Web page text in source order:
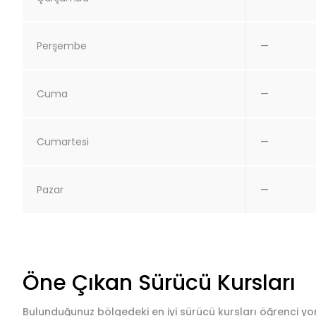
Perşembe —
Cuma —
Cumartesi —
Pazar —
Öne Çıkan Sürücü Kursları
Bulunduğunuz bölgedeki en iyi sürücü kursları öğrenci